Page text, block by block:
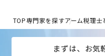
TOP専門家を探すアーム税理士
まずは、お気